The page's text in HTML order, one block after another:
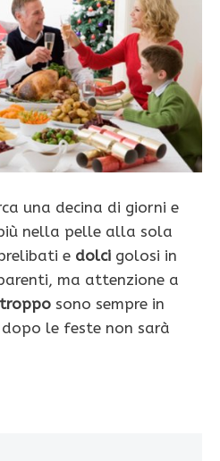
una decina di giorni e
nella pelle alla sola
e dolci golosi in
ma attenzione a
sono sempre in
le feste non sarà